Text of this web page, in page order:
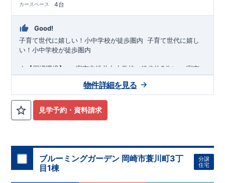
カースペース 4台
Good!
子育て世代に嬉しい！小中学校が徒歩圏内 ​ ​子育て世代に嬉し
い！小中学校が徒歩圏内
★【周辺環境】 ​一宮市立浅井中小学校 （徒歩約5分）
一宮市
立浅井中学校（徒歩約5分） たんぽぽ幼稚園（徒歩約14分） 浅
井保育園（徒歩約11分）
綿半フレッシュマーケット浅井店（徒歩約7分）​カネスエ浅井
店（徒歩約13分）
ファミリーマート一宮浅井店（徒歩約4分）
マツモトキヨシ浅井店（徒歩約5分）
しがファミリークリニック（徒歩約7分）
​ バス停「大日比野」まで 徒歩8分
​
≪ ブルーミングガーデンのこだわり ≫
詳しくはタイトルを
見学予約・資料請求
物件詳細を見る
ブルーミングガーデン 岡崎市蓑川町3丁
目1棟
分譲
住宅